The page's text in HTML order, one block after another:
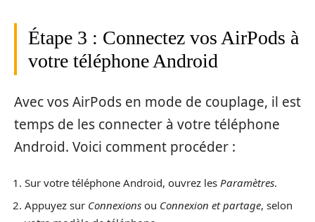
Étape 3 : Connectez vos AirPods à
votre téléphone Android
Avec vos AirPods en mode de couplage, il est
temps de les connecter à votre téléphone
Android. Voici comment procéder :
Sur votre téléphone Android, ouvrez les Paramètres.
Appuyez sur Connexions ou Connexion et partage, selon